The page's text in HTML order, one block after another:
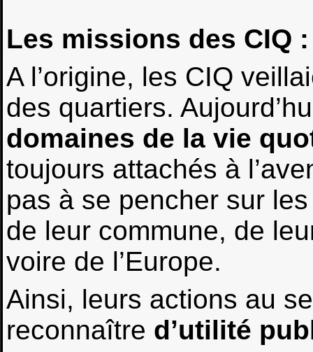
Les missions des CIQ :
A l’origine, les CIQ
des quartiers.
domaines de la vie
toujours attachés à
pas à se pencher sur
de leur commune, de
voire de l’Europe.
Ainsi, leurs actions au
reconnaître d’utilité